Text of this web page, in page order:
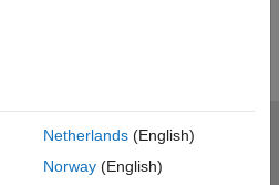
Netherlands(English)
Norway(English)
プライバシー ポリシー
ケーション ステータス